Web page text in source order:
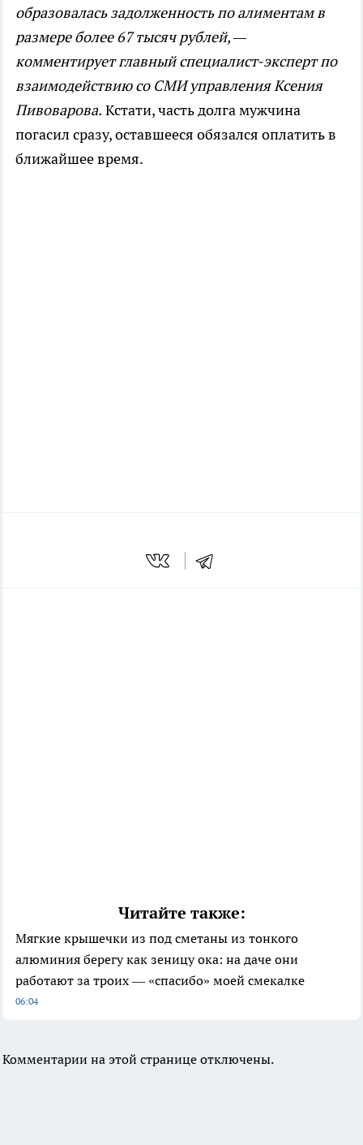
образовалась задолженность по алиментам в
размере более 67 тысяч рублей, —
комментирует главный специалист-эксперт по
взаимодействию со СМИ управления Ксения
Пивоварова. Кстати, часть долга мужчина
погасил сразу, оставшееся обязался оплатить в
ближайшее время.
Читайте также:
Мягкие крышечки из под сметаны из тонкого
алюминия берегу как зеницу ока: на даче они
работают за троих — «спасибо» моей смекалке
06:04
Комментарии на этой странице отключены.